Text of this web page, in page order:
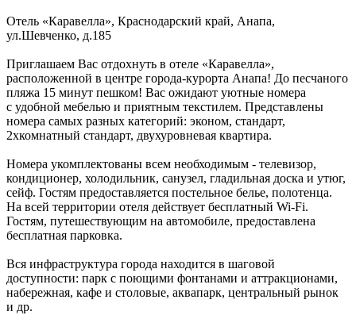
Отель «Каравелла», Краснодарский край, Анапа,
ул.Шевченко, д.185
Приглашаем Вас отдохнуть в отеле «Каравелла»,
расположенной в центре города-курорта Анапа! До песчаного
пляжа 15 минут пешком! Вас ожидают уютные номера
с удобной мебелью и приятным текстилем. Представлены
номера самых разных категорий: эконом, стандарт,
2хкомнатный стандарт, двухуровневая квартира.
Номера укомплектованы всем необходимым - телевизор,
кондиционер, холодильник, санузел, гладильная доска и утюг,
сейф. Гостям предоставляется постельное белье, полотенца.
На всей территории отеля действует бесплатный Wi-Fi.
Гостям, путешествующим на автомобиле, предоставлена
бесплатная парковка.
Вся инфраструктура города находится в шаговой
доступности: парк с поющими фонтанами и аттракционами,
набережная, кафе и столовые, аквапарк, центральный рынок
и др.